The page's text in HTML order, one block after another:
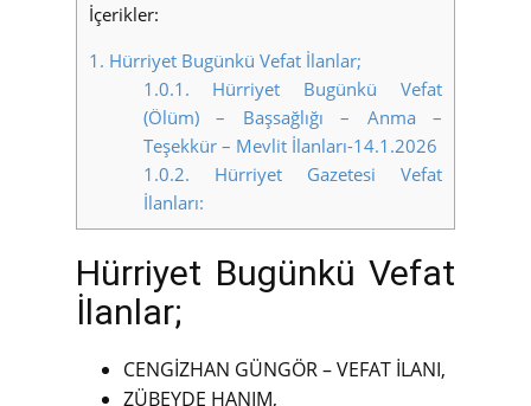
İçerikler:
1. Hürriyet Bugünkü Vefat İlanlar;
1.0.1. Hürriyet Bugünkü Vefat
(Ölüm) – Başsağlığı – Anma –
Teşekkür – Mevlit İlanları-14.1.2026
1.0.2. Hürriyet Gazetesi Vefat
İlanları:
Hürriyet Bugünkü Vefat
İlanlar;
CENGİZHAN GÜNGÖR – VEFAT İLANI,
ZÜBEYDE HANIM,